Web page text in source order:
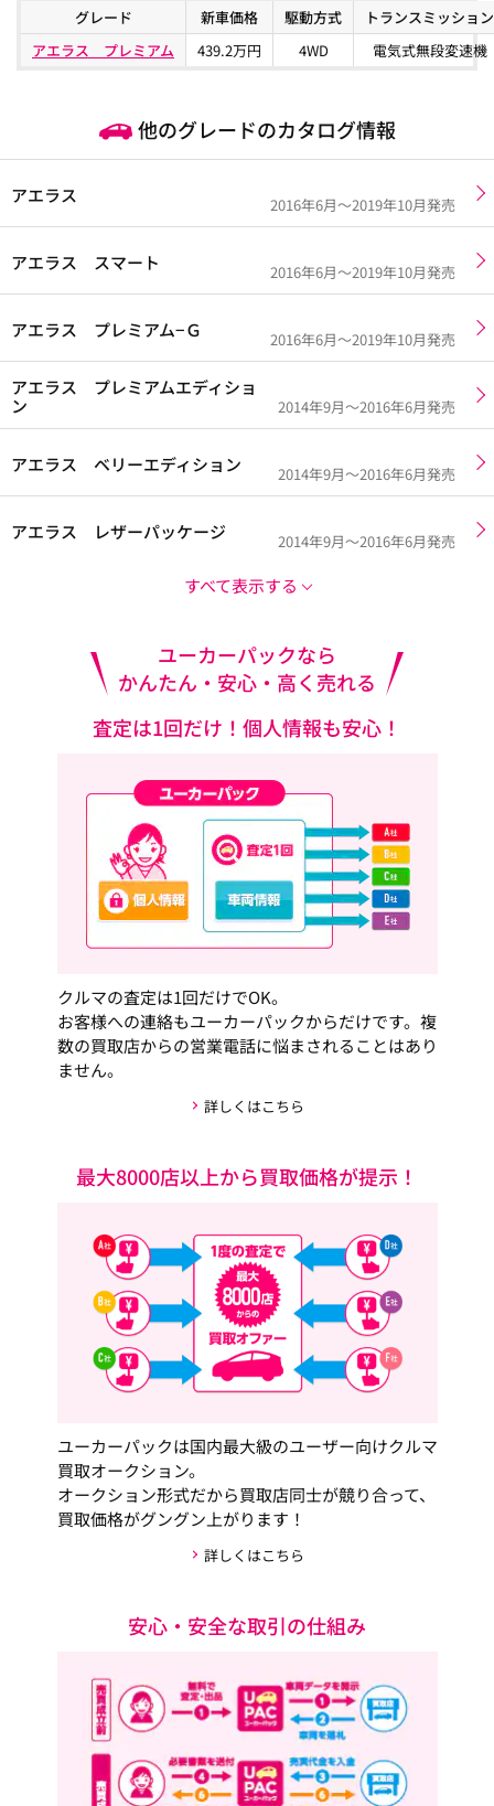
グレード 新車価格 駆動方式
トランスミッション
アエラス プレミアム
439.2万円 4WD 電気式無段変速機
他のグレードのカタログ情報
アエラス 2016年6月～2019年10月発売
アエラス スマート 2016年6月～2019年10月発売
アエラス プレミアム−Ｇ 2016年6月～2019年10月発売
アエラス プレミアムエディショ
ン
2014年9月～2016年6月発売
アエラス ベリーエディション 2014年9月～2016年6月発売
アエラス レザーパッケージ 2014年9月～2016年6月発売
すべて表示する
ユーカーパックなら
かんたん・安心・高く売れる
査定は1回だけ！個人情報も安心！
クルマの査定は1回だけでOK。
お客様への連絡もユーカーパックからだけです。複
数の買取店からの営業電話に悩まされることはあり
ません。
詳しくはこちら
最大8000店以上から買取価格が提示！
ユーカーパックは国内最大級のユーザー向けクルマ
買取オークション。
オークション形式だから買取店同士が競り合って、
買取価格がグングン上がります！
詳しくはこちら
安心・安全な取引の仕組み